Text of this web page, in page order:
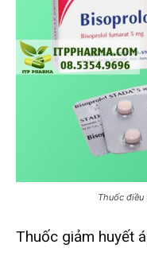
Thuốc
Thuốc giảm huyết